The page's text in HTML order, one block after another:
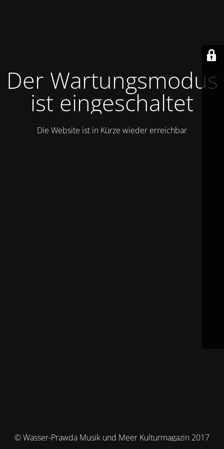
Der Wartungsmodus
ist eingeschaltet
Die Website ist in Kürze wieder erreichbar
© Wasser-Prawda Musik und Meer Kulturmagazin 2017